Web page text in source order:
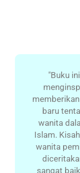
"Buku
baru
wanita
Islam.
wanita
sangat